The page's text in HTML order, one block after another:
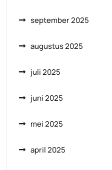
september 2025
augustus 2025
juli 2025
juni 2025
mei 2025
april 2025